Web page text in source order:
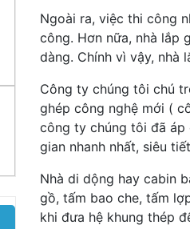
Ngoài ra, việc thi công
công. Hơn nữa, nhà lắp
dàng. Chính vì vậy, nhà
Công ty chúng tôi chú
ghép công nghệ mới (
công ty chúng tôi đã áp
gian nhanh nhất, siêu
Nhà di dộng hay cabin
gồ, tấm bao che, tấm
khi đưa hệ khung thép